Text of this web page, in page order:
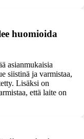
huomioida
asianmukaisia
siistinä ja varmistaa,
Lisäksi on
että laite on